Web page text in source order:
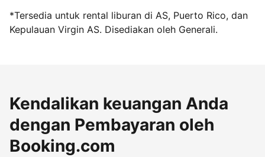
*Tersedia untuk rental liburan di AS, Puerto Rico, dan
Kepulauan Virgin AS. Disediakan oleh Generali.
Kendalikan keuangan Anda
dengan Pembayaran oleh
Booking.com